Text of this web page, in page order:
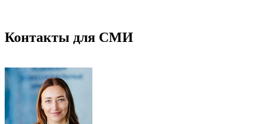
Контакты для СМИ